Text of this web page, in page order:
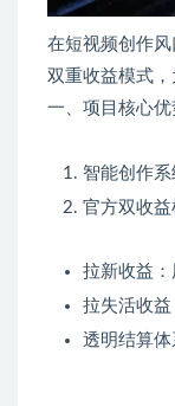
在短视频创作
双重收益模式，
一、项目核心
智能创作系
官方双收益
拉新收益
拉失活收
透明结算